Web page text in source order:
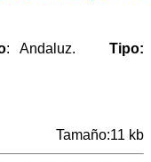
: Andaluz.Tipo:
Tamaño:11 kb